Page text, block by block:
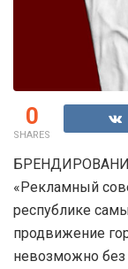
0
SHARES
«Рекламный
республике
продвижение
невозможно без